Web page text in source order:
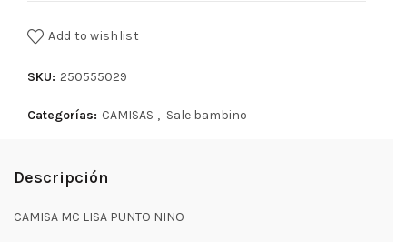
Add to wishlist
SKU: 250555029
Categorías: CAMISAS , Sale bambino
Descripción
CAMISA MC LISA PUNTO NINO